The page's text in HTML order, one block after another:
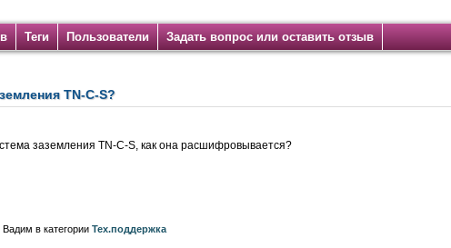
Теги Пользователи Задать вопрос или оставить отзыв
TN-C-S?
заземления TN-C-S, как она расшифровывается?
Вадим в категории Тех.поддержка